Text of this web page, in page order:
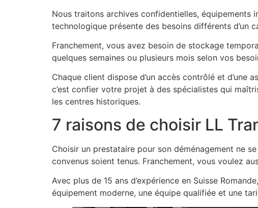
Nous traitons archives confidentielles,
technologique présente des besoins différents d’un
Franchement, vous avez besoin de stockage
quelques semaines ou plusieurs mois selon vos
Chaque client dispose d’un accès contrôlé et d’une
c’est confier votre projet à des spécialistes qui
les centres historiques.
7 raisons de choisir LL
Choisir un prestataire pour son déménagement ne
convenus soient tenus. Franchement, vous voulez
Avec plus de 15 ans d’expérience en Suisse
équipement moderne, une équipe qualifiée et une